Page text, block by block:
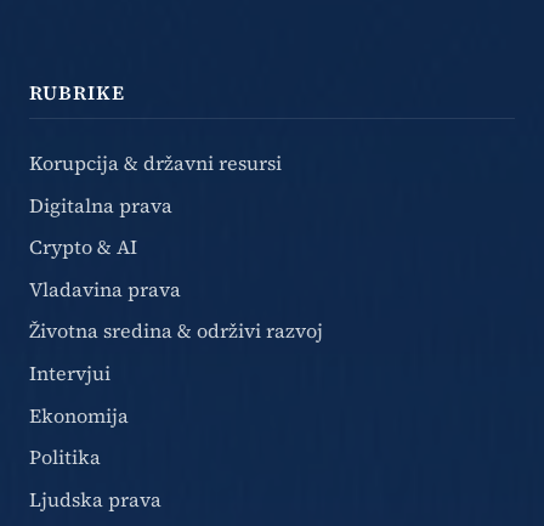
RUBRIKE
Korupcija & državni resursi
Digitalna prava
Crypto & AI
Vladavina prava
Životna sredina & održivi razvoj
Intervjui
Ekonomija
Politika
Ljudska prava